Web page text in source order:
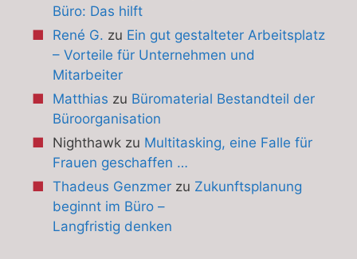
Büro: Das hilft
René G. zu Ein gut gestalteter Arbeitsplatz
– Vorteile für Unternehmen und
Mitarbeiter
Matthias zu Büromaterial Bestandteil der
Büroorganisation
Nighthawkzu Multitasking, eine Falle für
Frauen geschaffen …
Thadeus Genzmerzu Zukunftsplanung
beginnt im Büro –
Langfristig denken